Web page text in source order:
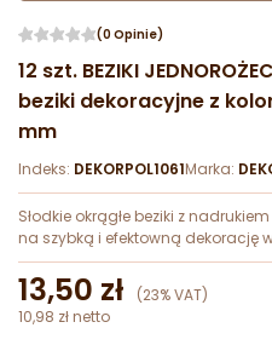
(0 Opinie)
12 szt. BEZIKI
beziki dekoracyjne z
mm
Indeks: DEKORPOL1061Marka:
Słodkie okrągłe beziki z
na szybką i efektowną dekorację
13,50 zł (23% VAT)
10,98 zł netto